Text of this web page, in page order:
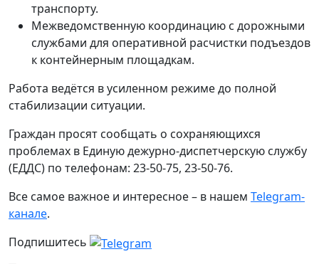
транспорту.
Межведомственную координацию с дорожными
службами для оперативной расчистки подъездов
к контейнерным площадкам.
Работа ведётся в усиленном режиме до полной
стабилизации ситуации.
Граждан просят сообщать о сохраняющихся
проблемах в Единую дежурно-диспетчерскую службу
(ЕДДС) по телефонам: 23-50-75, 23-50-76.
Все самое важное и интересное – в нашем Telegram-
канале.
Подпишитесь